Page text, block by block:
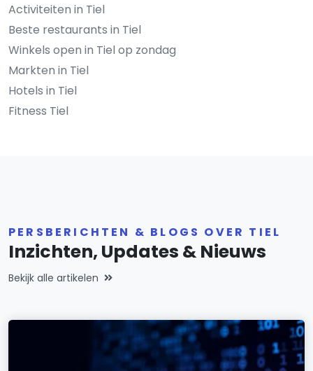
Activiteiten in Tiel
Beste restaurants in Tiel
Winkels open in Tiel op zondag
Markten in Tiel
Hotels in Tiel
Fitness Tiel
PERSBERICHTEN & BLOGS OVER TIEL
Inzichten, Updates & Nieuws
Bekijk alle artikelen